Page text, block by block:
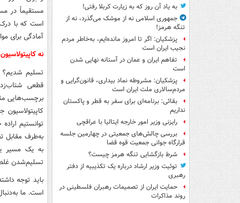
به یاد آن روز که به زیارت کربلا رفتی!
جمهوری اسلامی نه از موشک می‌گذرد، نه از
تنگه هرمز!
پزشکیان: اگر تا امروز مانده‌ایم، به‌خاطر مردم
نجیب ایران است
تفاهم ایران و عمان در آستانه نهایی شدن
است
پزشکیان: مشروطه نماد بیداری، قانون‌گرایی و
مردم‌سالاری ملت ایران است
بقائی: برنامه‌ای برای سفر به قطر و پاکستان
نداریم
رایزنی وزیر امور خارجه ایتالیا با عراقچی
بررسی چالش‌های جمعیتی در چهارمین جلسه
قرارگاه جوانی جمعیت قوه قضا
شرط بازگشایی تنگه هرمز چیست؟
توئیت وزیر ارشاد درباره یک تکذیبیه از دفتر
رهبری
حمایت ایران از تصمیمات رهبران فلسطینی در
روند مذاکرات
مستقیماً در
است که با
آمادگی برای
نه
تسلیم
قطعی
برچسب‌هایی
توانستیم
به‌طرف مقابل
به یک مسیر
تسلیم‌شدن
باید توجه
است. ما